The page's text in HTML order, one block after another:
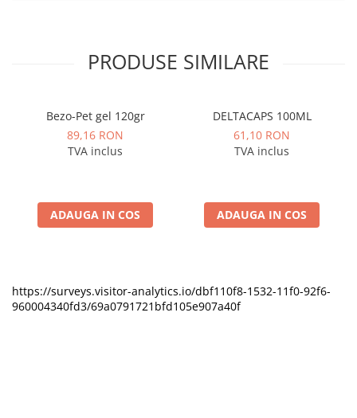
PRODUSE SIMILARE
Bezo-Pet gel 120gr
89,16 RON
TVA inclus
ADAUGA IN COS
DELTACAPS 100ML
61,10 RON
TVA inclus
ADAUGA IN COS
https://surveys.visitor-analytics.io/dbf110f8-1532-11f0-92f6-
960004340fd3/69a0791721bfd105e907a40f